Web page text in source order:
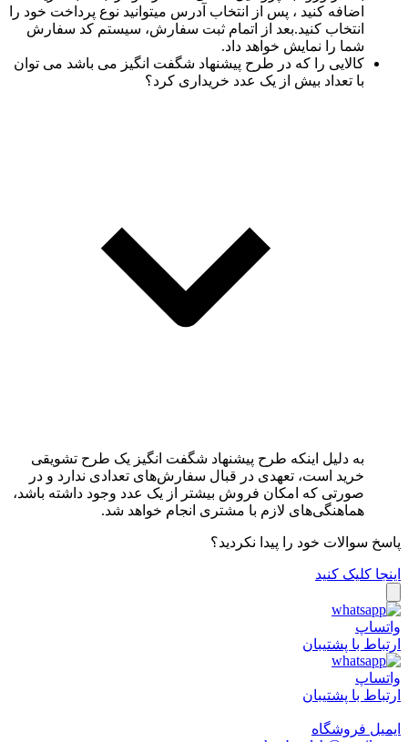
اضافه کنید ، پس از انتخاب آدرس میتوانید نوع پرداخت خود را
انتخاب کنید.بعد از اتمام ثبت سفارش، سیستم کد سفارش
شما را نمایش خواهد داد.
کالایی را که در طرح پیشنهاد شگفت انگیز می باشد می توان
با تعداد بیش از یک عدد خریداری کرد؟
به دلیل اینکه طرح پیشنهاد شگفت انگیز یک طرح تشویقی
خرید است، تعهدی در قبال سفارش‏‌های تعدادی ندارد و در
صورتی که امکان فروش بیشتر از یک عدد وجود داشته باشد،
هماهنگی‏‌های لازم با مشتری انجام خواهد شد.
پاسخ سوالات خود را پیدا نکردید؟
اینجا کلیک کنید
واتساپ
ارتباط با پشتیبان
واتساپ
ارتباط با پشتیبان
ایمیل فروشگاه